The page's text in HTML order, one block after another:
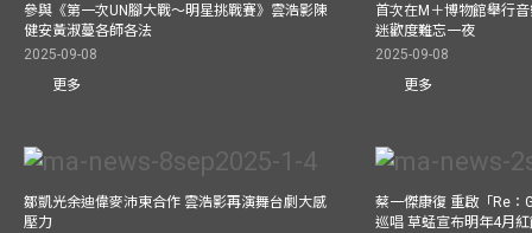
參與《第一次UN腳大戰～明星挑戰賽》雲浩影陳
健安黃淑蔓各師各法
2025-09-08
更多
首次在M＋博物館舉行
迷歡度難忘一夜
2025-09-08
更多
鄒凱光余迪偉麥沛東合作 雲浩影再演舞台劇大感
壓力
蔡一傑康復 重啟「Re：
巡唱 草蜢宣布明年4月